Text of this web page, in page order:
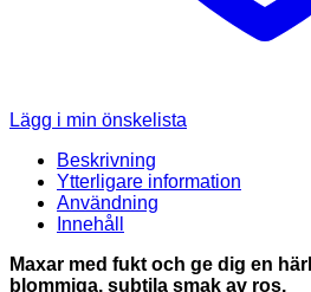
Lägg i min önskelista
Beskrivning
Ytterligare information
Användning
Innehåll
Maxar med fukt och ge dig en
blommiga, subtila smak av ros.